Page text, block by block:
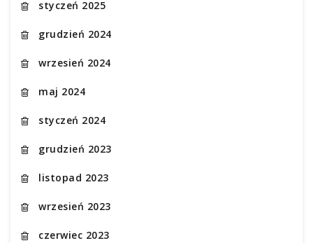
styczeń 2025
grudzień 2024
wrzesień 2024
maj 2024
styczeń 2024
grudzień 2023
listopad 2023
wrzesień 2023
czerwiec 2023